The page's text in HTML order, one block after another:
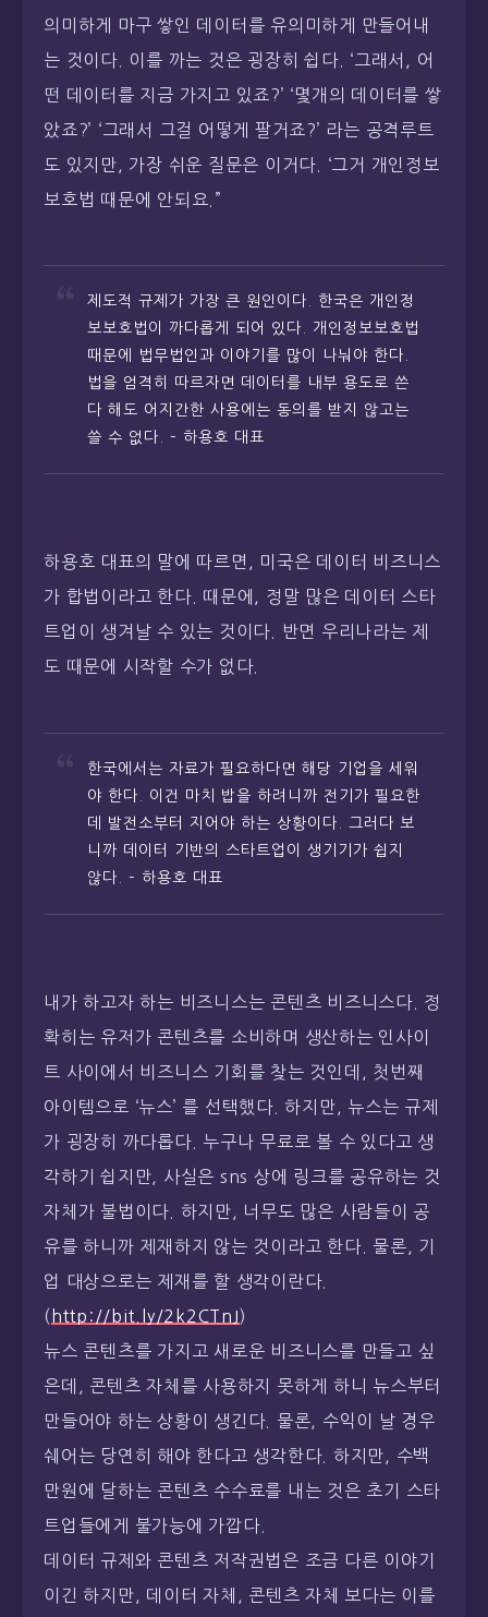
의미하게 마구 쌓인 데이터를 유의미하게 만들어내
는 것이다. 이를 까는 것은 굉장히 쉽다. ‘그래서, 어
떤 데이터를 지금 가지고 있죠?’ ‘몇개의 데이터를 쌓
았죠?’ ‘그래서 그걸 어떻게 팔거죠?’ 라는 공격루트
도 있지만, 가장 쉬운 질문은 이거다. ‘그거 개인정보
보호법 때문에 안되요.”
제도적 규제가 가장 큰 원인이다. 한국은 개인정
보보호법이 까다롭게 되어 있다. 개인정보보호법
때문에 법무법인과 이야기를 많이 나눠야 한다.
법을 엄격히 따르자면 데이터를 내부 용도로 쓴
다 해도 어지간한 사용에는 동의를 받지 않고는
쓸 수 없다. – 하용호 대표
하용호 대표의 말에 따르면, 미국은 데이터 비즈니스
가 합법이라고 한다. 때문에, 정말 많은 데이터 스타
트업이 생겨날 수 있는 것이다. 반면 우리나라는 제
도 때문에 시작할 수가 없다.
한국에서는 자료가 필요하다면 해당 기업을 세워
야 한다. 이건 마치 밥을 하려니까 전기가 필요한
데 발전소부터 지어야 하는 상황이다. 그러다 보
니까 데이터 기반의 스타트업이 생기기가 쉽지
않다. – 하용호 대표
내가 하고자 하는 비즈니스는 콘텐츠 비즈니스다. 정
확히는 유저가 콘텐츠를 소비하며 생산하는 인사이
트 사이에서 비즈니스 기회를 찾는 것인데, 첫번째
아이템으로 ‘뉴스’ 를 선택했다. 하지만, 뉴스는 규제
가 굉장히 까다롭다. 누구나 무료로 볼 수 있다고 생
각하기 쉽지만, 사실은 sns 상에 링크를 공유하는 것
자체가 불법이다. 하지만, 너무도 많은 사람들이 공
유를 하니까 제재하지 않는 것이라고 한다. 물론, 기
업 대상으로는 제재를 할 생각이란다.
( http://bit.ly/2k2CTnJ)
뉴스 콘텐츠를 가지고 새로운 비즈니스를 만들고 싶
은데, 콘텐츠 자체를 사용하지 못하게 하니 뉴스부터
만들어야 하는 상황이 생긴다. 물론, 수익이 날 경우
쉐어는 당연히 해야 한다고 생각한다. 하지만, 수백
만원에 달하는 콘텐츠 수수료를 내는 것은 초기 스타
트업들에게 불가능에 가깝다.
데이터 규제와 콘텐츠 저작권법은 조금 다른 이야기
이긴 하지만, 데이터 자체, 콘텐츠 자체 보다는 이를